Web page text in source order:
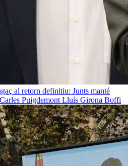
al retorn definitiu: Junts manté
Puigdemont Lluís Girona Boffi